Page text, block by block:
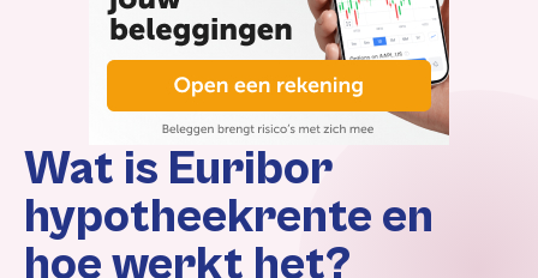
Wat is Euribor
hypotheekrente en
hoe werkt het?